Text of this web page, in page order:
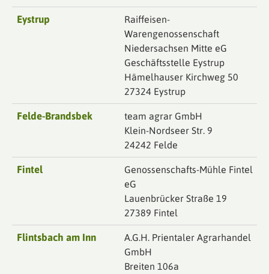
Eystrup
Raiffeisen-
Warengenossenschaft
Niedersachsen Mitte eG
Geschäftsstelle Eystrup
Hämelhauser Kirchweg 50
27324 Eystrup
Felde-Brandsbek
team agrar GmbH
Klein-Nordseer Str. 9
24242 Felde
Fintel
Genossenschafts-Mühle Fintel
eG
Lauenbrücker Straße 19
27389 Fintel
Flintsbach am Inn
A.G.H. Prientaler Agrarhandel
GmbH
Breiten 106a